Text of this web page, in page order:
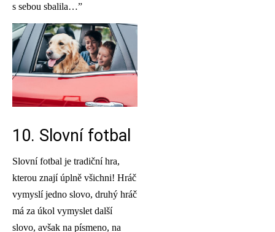
s sebou sbalila…”
10. Slovní fotbal
Slovní fotbal je tradiční hra,
kterou znají úplně všichni! Hráč
vymyslí jedno slovo, druhý hráč
má za úkol vymyslet další
slovo, avšak na písmeno, na